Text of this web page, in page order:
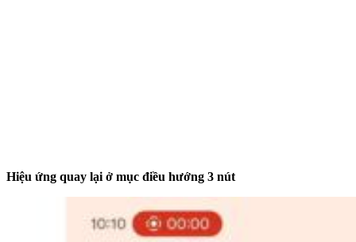
Hiệu ứng quay lại ở mục điều hướng 3 nút